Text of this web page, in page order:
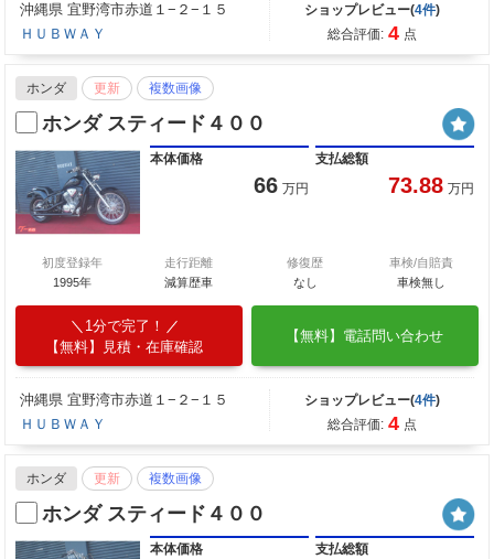
沖縄県 宜野湾市赤道１−２−１５
ＨＵＢＷＡＹ
ショップレビュー(4件)
総合評価: 4 点
ホンダ 更新 複数画像
ホンダ スティード４００
本体価格
66 万円
支払総額
73.88 万円
初度登録年
1995年
走行距離
減算歴車
修復歴
なし
車検/自賠責
車検無し
1分で完了！
【無料】見積・在庫確認
【無料】電話問い合わせ
沖縄県 宜野湾市赤道１−２−１５
ＨＵＢＷＡＹ
ショップレビュー(4件)
総合評価: 4 点
ホンダ 更新 複数画像
ホンダ スティード４００
本体価格 支払総額